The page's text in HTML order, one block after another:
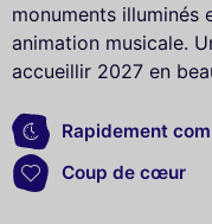
monuments illuminés
animation musicale.
accueillir 2027 en
Rapidement
Coup de cœur